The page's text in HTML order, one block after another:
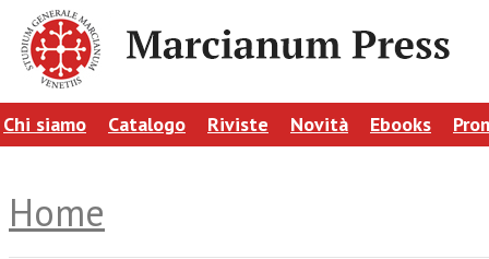
Chi siamo Catalogo Riviste Novità Ebooks
Home